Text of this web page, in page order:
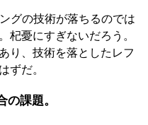
グの技術が落ちるのでは
杞憂にすぎないだろう。
り、技術を落としたレフ
ずだ。
課題。